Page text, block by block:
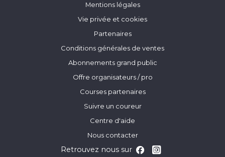
Mentions légales
Vie privée et cookies
Partenaires
Conditions générales de ventes
Abonnements grand public
Offre organisateurs / pro
Courses partenaires
Suivre un coureur
Centre d'aide
Nous contacter
Retrouvez nous sur